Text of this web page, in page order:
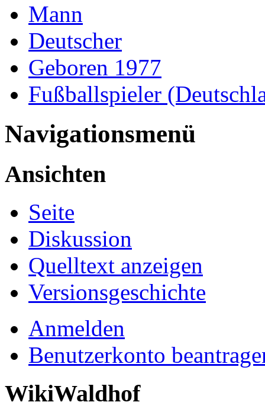
Mann
Deutscher
Geboren 1977
Fußballspieler
Navigationsmenü
Ansichten
Seite
Diskussion
Quelltext anzeigen
Versionsgeschichte
Anmelden
Benutzerkonto
WikiWaldhof